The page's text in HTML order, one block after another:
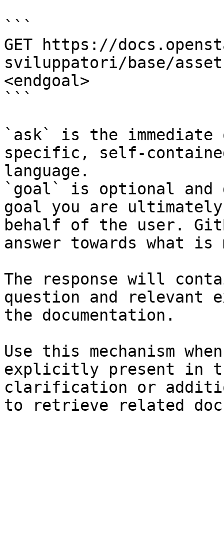
```
GET https://
sviluppatori/base/
<endgoal>
```
`ask` is the
specific, self-
language.
`goal` is optional and
goal you are
behalf of the user.
answer towards what
The response will
question and relevant
the documentation.
Use this mechanism
explicitly present in
clarification or